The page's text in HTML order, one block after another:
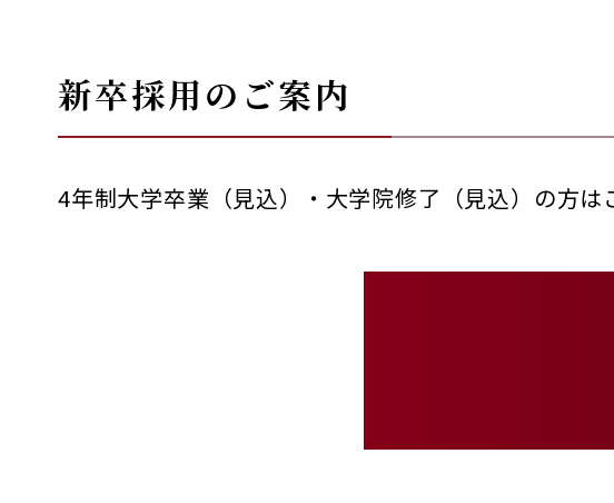
新卒採用のご案内
4年制大学卒業（見込）・大学院修了（見込）の方は